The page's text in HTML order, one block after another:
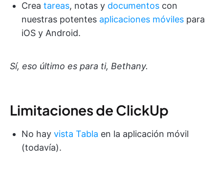
Crea tareas, notas y documentos con
nuestras potentes aplicaciones móviles para
iOS y Android.
Sí, eso último es para ti, Bethany.
Limitaciones de ClickUp
No hay vista Tabla en la aplicación móvil
(todavía).